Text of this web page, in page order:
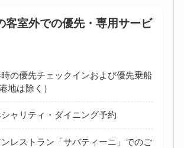
客室外での優先・専用サービ
の優先チェックインおよび優先乗船
地は除く）
ャリティ・ダイニング予約
レストラン「サバティーニ」でのご